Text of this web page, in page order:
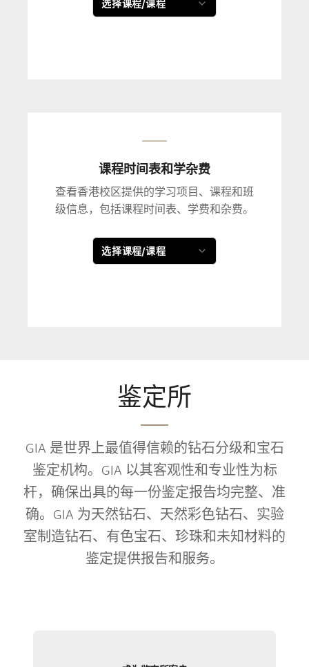
选择课程/课程
课程时间表和学杂费
查看香港校区提供的学习项目、课程和班
级信息，包括课程时间表、学费和杂费。
选择课程/课程
鉴定所
GIA 是世界上最值得信赖的钻石分级和宝石
鉴定机构。GIA 以其客观性和专业性为标
杆，确保出具的每一份鉴定报告均完整、准
确。GIA 为天然钻石、天然彩色钻石、实验
室制造钻石、有色宝石、珍珠和未知材料的
鉴定提供报告和服务。